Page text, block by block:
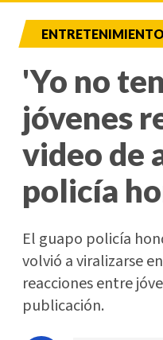
ENTRETENIMIENTO
'Yo no
jóvenes
video de
policía
El guapo policía
volvió a viralizarse
reacciones entre
publicación.